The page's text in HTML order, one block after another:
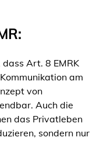
Art. 8 EMRK
am
von
Auch die
das Privatleben
sondern nur